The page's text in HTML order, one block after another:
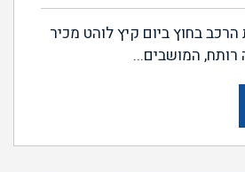
בחוץ ביום קיץ לוהט מכיר
המושבים...